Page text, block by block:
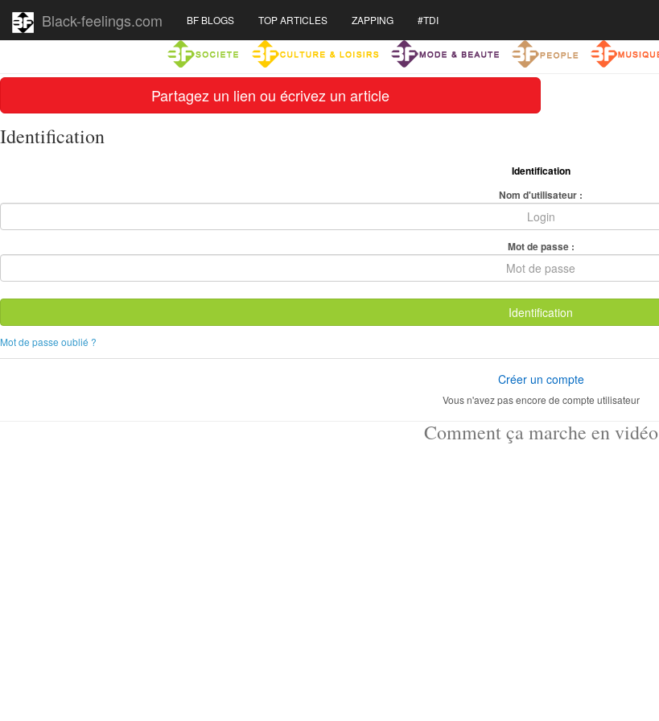
Partagez un lien ou écrivez un article
Black-feelings.com BF BLOGS TOP ARTICLES ZAPPING #TDI
Identification
Identification
Nom d'utilisateur :
Mot de passe :
Identification
Mot de passe oublié ?
Créer un compte
Vous n'avez pas encore de compte utilisateur
Comment ça marche en vidéo